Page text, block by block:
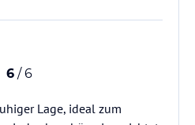
6 / 6
Lage, ideal zum